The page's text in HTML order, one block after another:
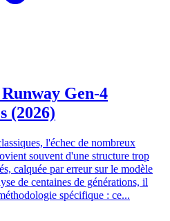
Gen-4
(2026)
l'échec de nombreux
souvent d'une structure trop
calquée par erreur sur le modèle
de centaines de générations, il
spécifique : ce...